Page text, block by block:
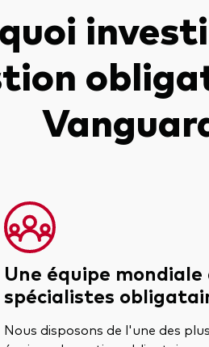
Une équipe mondiale
spécialistes
Nous disposons de l'une des